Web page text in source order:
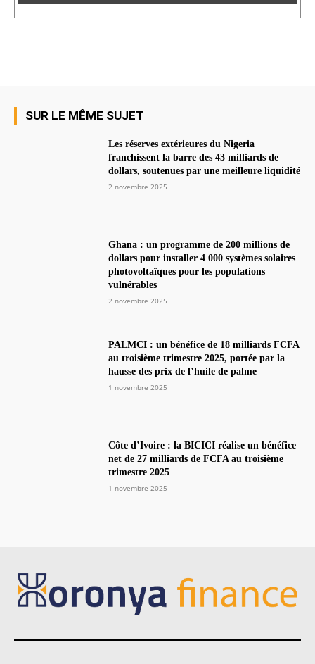
SUR LE MÊME SUJET
Les réserves extérieures du Nigeria
franchissent la barre des 43 milliards de
dollars, soutenues par une meilleure liquidité
2 novembre 2025
Ghana : un programme de 200 millions de
dollars pour installer 4 000 systèmes solaires
photovoltaïques pour les populations
vulnérables
2 novembre 2025
PALMCI : un bénéfice de 18 milliards FCFA
au troisième trimestre 2025, portée par la
hausse des prix de l’huile de palme
1 novembre 2025
Côte d’Ivoire : la BICICI réalise un bénéfice
net de 27 milliards de FCFA au troisième
trimestre 2025
1 novembre 2025